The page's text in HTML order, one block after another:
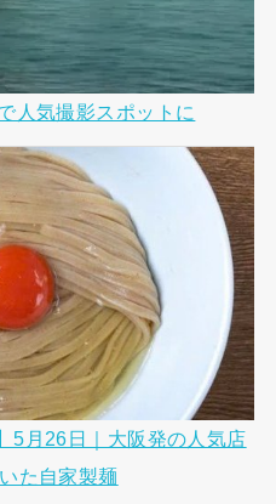
人気撮影スポットに
5月26日｜大阪発の人気店
た自家製麺